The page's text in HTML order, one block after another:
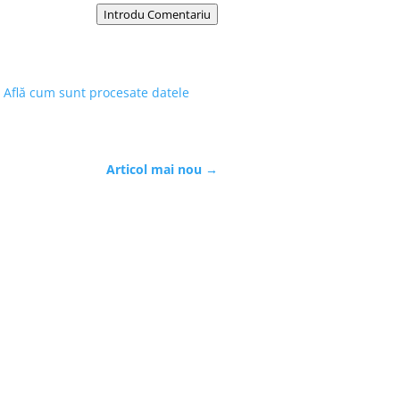
Introdu Comentariu
Află cum sunt procesate datele
Articol mai nou →